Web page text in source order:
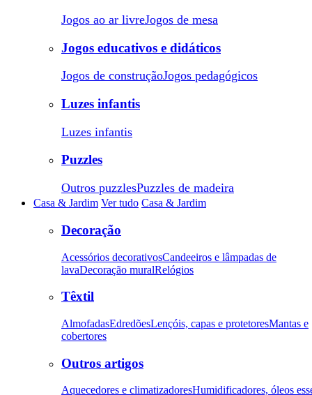
Jogos ao ar livreJogos de mesa
Jogos educativos e didáticos
Jogos de construçãoJogos pedagógicos
Luzes infantis
Luzes infantis
Puzzles
Outros puzzlesPuzzles de madeira
Casa & Jardim Ver tudo Casa & Jardim
Decoração
Acessórios decorativosCandeeiros e lâmpadas de
lavaDecoração muralRelógios
Têxtil
AlmofadasEdredõesLençóis, capas e protetoresMantas e
cobertores
Outros artigos
Aquecedores e climatizadoresHumidificadores, óleos